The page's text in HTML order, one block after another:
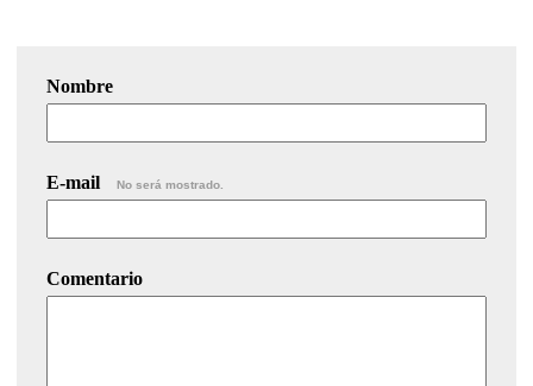
Nombre
E-mail No será mostrado.
Comentario